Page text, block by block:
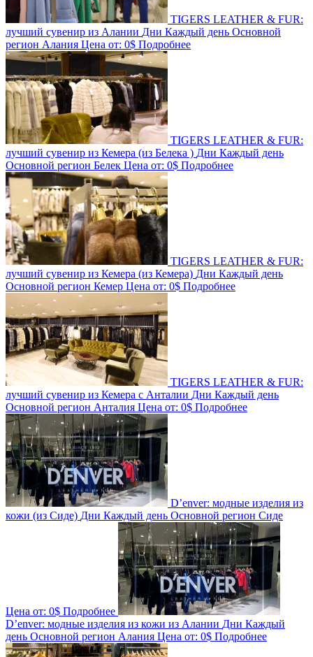
TIGERS LEATHER & FUR:
лучший сувенир из Алании Дни Каждый день Основной
регион Алания Цена от: 0$ Подробнее
TIGERS LEATHER & FUR:
лучший сувенир из Кемера (из Белека ) Дни Каждый день
Основной регион Белек Цена от: 0$ Подробнее
TIGERS LEATHER & FUR:
лучший сувенир из Кемера (из Кемера) Дни Каждый день
Основной регион Кемер Цена от: 0$ Подробнее
TIGERS LEATHER & FUR:
лучший сувенир из Кемера c Анталии Дни Каждый день
Основной регион Анталия Цена от: 0$ Подробнее
D’enver: модные изделия из
кожи (из Сиде) Дни Каждый день Основной регион Сиде
Цена от: 0$ Подробнее
D’enver: модные изделия из кожи из Алании Дни Каждый
день Основной регион Алания Цена от: 0$ Подробнее